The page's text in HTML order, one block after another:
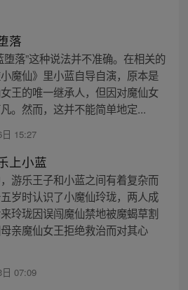
落
落”这种说法并不准确。在相关的
魔仙》里小蓝自导自演，原本是
王的唯一继承人，但因对魔仙女
。然而，这并不能简单地定...
15:27
上小蓝
游乐王子和小蓝之间有着复杂而
岁时认识了小魔仙玲珑，两人成
玲珑因误闯魔仙禁地被魔蝎草割
亲魔仙女王拒绝救治而对其心
07:09